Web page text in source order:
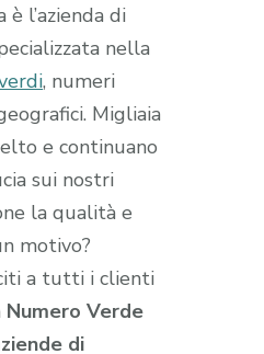
l’azienda di
nella
, numeri
Migliaia
e continuano
sui nostri
la qualità e
motivo?
a tutti i clienti
Numero Verde
di